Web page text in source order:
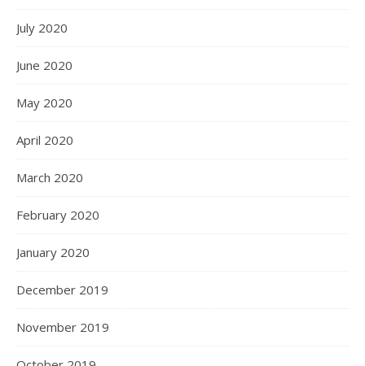
July 2020
June 2020
May 2020
April 2020
March 2020
February 2020
January 2020
December 2019
November 2019